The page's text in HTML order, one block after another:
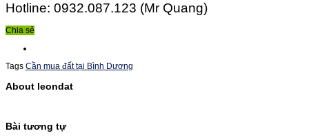
Hotline: 0932.087.123 (Mr Quang)
Chia sẻ
Tags Cần mua đất tại Bình Dương
About leondat
Bài tương tự